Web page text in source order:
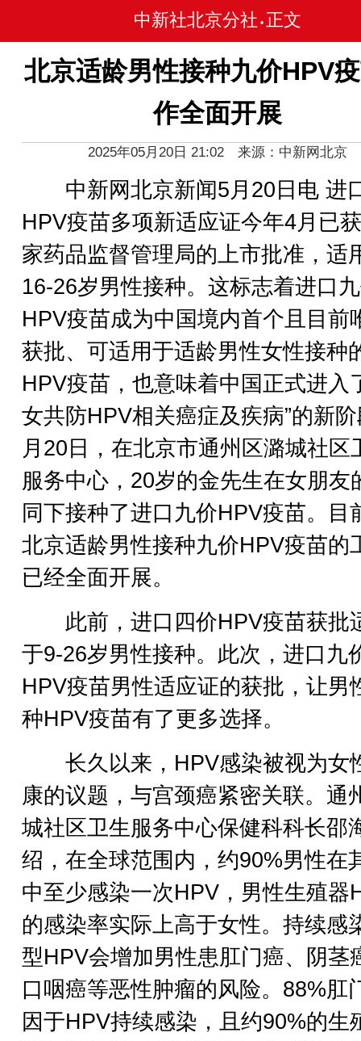
中新社北京分社 • 正文
北京适龄男性接种九价HPV
作全面开展
2025年05月20日 21:02 来源：中新网北京
中新网北京新闻5月20日电 进
HPV疫苗多项新适应证今年4月已
家药品监督管理局的上市批准，适
16-26岁男性接种。这标志着进口
HPV疫苗成为中国境内首个且目前
获批、可适用于适龄男性女性接种
HPV疫苗，也意味着中国正式进入
女共防HPV相关癌症及疾病”的新
月20日，在北京市通州区潞城社区
服务中心，20岁的金先生在女朋友
同下接种了进口九价HPV疫苗。目
北京适龄男性接种九价HPV疫苗的
已经全面开展。
此前，进口四价HPV疫苗获批
于9-26岁男性接种。此次，进口九
HPV疫苗男性适应证的获批，让男
种HPV疫苗有了更多选择。
长久以来，HPV感染被视为女
康的议题，与宫颈癌紧密关联。通
城社区卫生服务中心保健科科长邵
绍，在全球范围内，约90%男性在
中至少感染一次HPV，男性生殖器
的感染率实际上高于女性。持续感
型HPV会增加男性患肛门癌、阴茎
口咽癌等恶性肿瘤的风险。88%肛
因于HPV持续感染，且约90%的生